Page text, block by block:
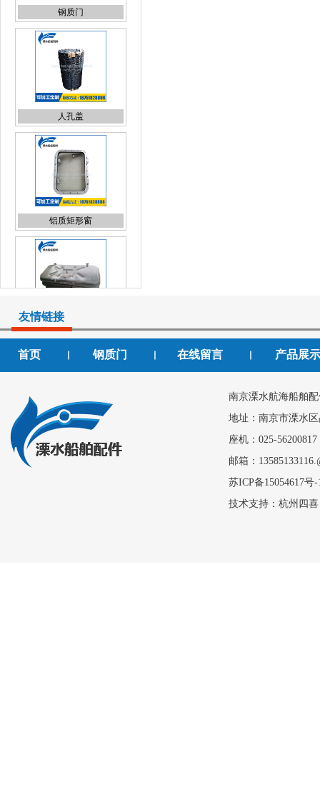
人孔盖
铝质矩形窗
快开闭钢质门
友情链接
首页 钢质门 在线留言 产品展示
南京溧水航海船舶
地址：南京市溧水
座机：025-
邮箱：
苏ICP备15054617号-
技术支持： 杭州四喜